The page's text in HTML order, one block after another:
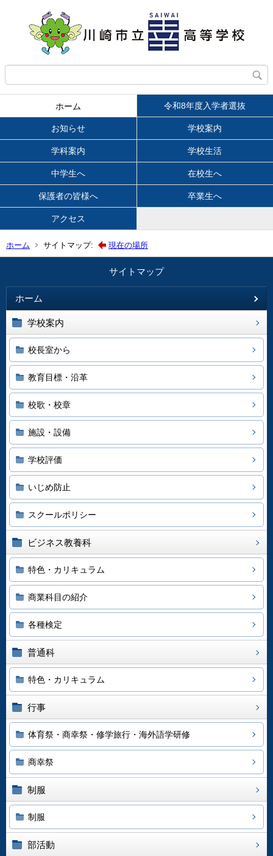
ホーム 令和8年度入学者選抜
お知らせ 学校案内
学科案内 学校生活
中学生へ 在校生へ
保護者の皆様へ 卒業生へ
アクセス
ホーム サイトマップ: 現在の場所
サイトマップ
ホーム
学校案内
校長室から
教育目標・沿革
校歌・校章
施設・設備
学校評価
いじめ防止
スクールポリシー
ビジネス教養科
特色・カリキュラム
商業科目の紹介
各種検定
普通科
特色・カリキュラム
行事
体育祭・商幸祭・修学旅行・海外語学研修
商幸祭
制服
制服
部活動